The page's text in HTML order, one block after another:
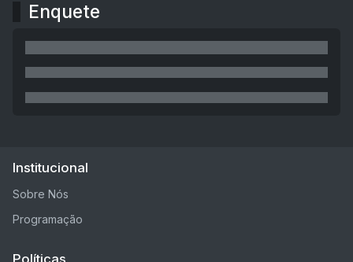
Enquete
Institucional
Sobre Nós
Programação